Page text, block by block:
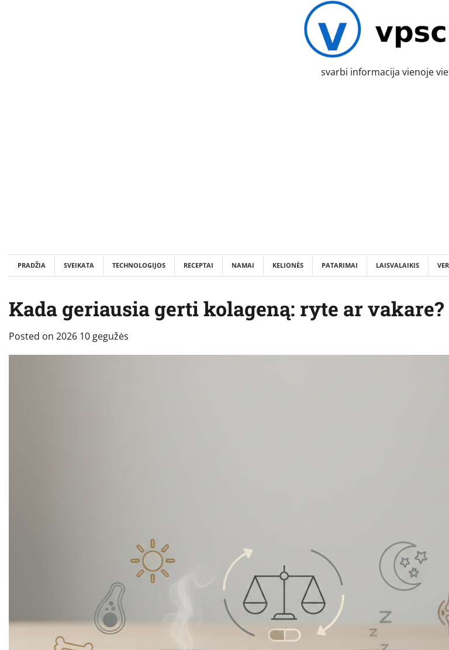
svarbi informacija vienoje
PRADŽIA SVEIKATA TECHNOLOGIJOS RECEPTAI NAMAI KELIONĖS PATARIMAI LAISVALAIKIS
Kada geriausia gerti kolageną: ryte ar vakare?
Posted on 2026 10 gegužės